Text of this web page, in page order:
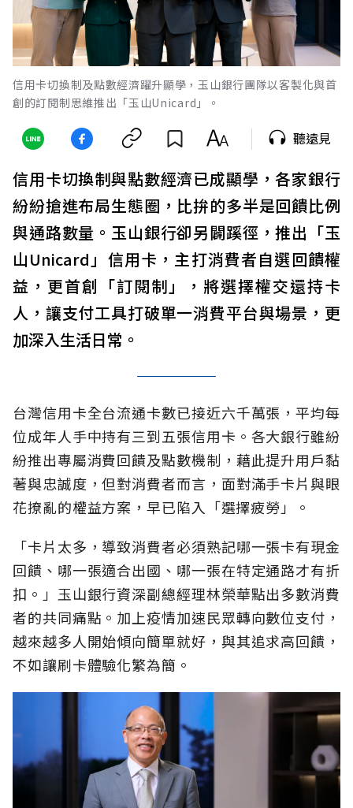
信用卡切換制及點數經濟躍升顯學，玉山銀行團隊以客製化與首
創的訂閱制思維推出「玉山Unicard」。
聽遠見
信用卡切換制與點數經濟已成顯學，各家銀行
紛紛搶進布局生態圈，比拚的多半是回饋比例
與通路數量。玉山銀行卻另闢蹊徑，推出「玉
山Unicard」信用卡，主打消費者自選回饋權
益，更首創「訂閱制」，將選擇權交還持卡
人，讓支付工具打破單一消費平台與場景，更
加深入生活日常。
台灣信用卡全台流通卡數已接近六千萬張，平均每
位成年人手中持有三到五張信用卡。各大銀行雖紛
紛推出專屬消費回饋及點數機制，藉此提升用戶黏
著與忠誠度，但對消費者而言，面對滿手卡片與眼
花撩亂的權益方案，早已陷入「選擇疲勞」。
「卡片太多，導致消費者必須熟記哪一張卡有現金
回饋、哪一張適合出國、哪一張在特定通路才有折
扣。」玉山銀行資深副總經理林榮華點出多數消費
者的共同痛點。加上疫情加速民眾轉向數位支付，
越來越多人開始傾向簡單就好，與其追求高回饋，
不如讓刷卡體驗化繁為簡。